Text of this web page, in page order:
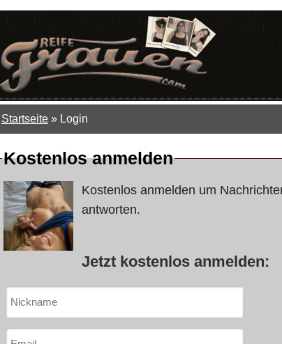
Startseite » Login
Kostenlos anmelden
Kostenlos anmelden um
antworten.
Jetzt kostenlos anmelden: